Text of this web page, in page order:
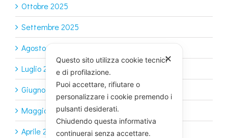
Ottobre 2025
Settembre 2025
Agosto 2025
Luglio 2025
Giugno 2025
Maggio 2025
Aprile 2025
✕
Questo sito utilizza cookie tecnici
e di profilazione.
Puoi accettare, rifiutare o
personalizzare i cookie premendo i
pulsanti desiderati.
Chiudendo questa informativa
continuerai senza accettare.